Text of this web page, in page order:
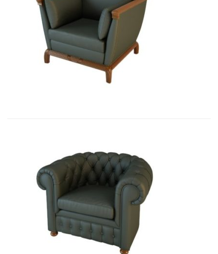
01006 Кресло Бордон...
9 434,46
01009 Кресло Честер...
9 180,15€